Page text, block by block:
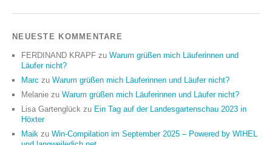
NEUESTE KOMMENTARE
FERDINAND KRAPF zu Warum grüßen mich Läuferinnen und
Läufer nicht?
Marc zu Warum grüßen mich Läuferinnen und Läufer nicht?
Melanie zu Warum grüßen mich Läuferinnen und Läufer nicht?
Lisa Gartenglück zu Ein Tag auf der Landesgartenschau 2023 in
Höxter
Maik zu Win-Compilation im September 2025 – Powered by WIHEL